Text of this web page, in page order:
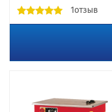
1отзыв